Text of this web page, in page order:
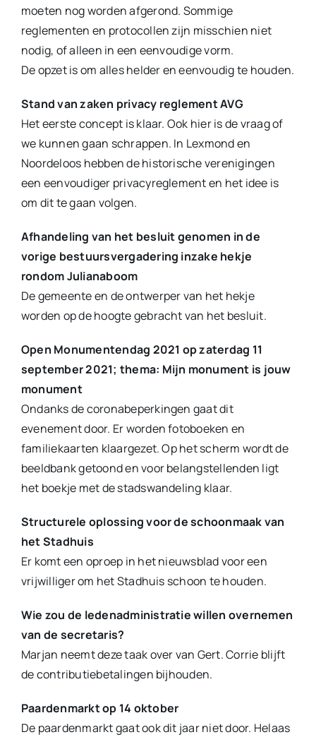
moeten nog worden afgerond. Sommige
reglementen en protocollen zijn misschien niet
nodig, of alleen in een eenvoudige vorm.
De opzet is om alles helder en eenvoudig te houden.
Stand van zaken privacy reglement AVG
Het eerste concept is klaar. Ook hier is de vraag of
we kunnen gaan schrappen. In Lexmond en
Noordeloos hebben de historische verenigingen
een eenvoudiger privacyreglement en het idee is
om dit te gaan volgen.
Afhandeling van het besluit genomen in de
vorige bestuursvergadering inzake hekje
rondom Julianaboom
De gemeente en de ontwerper van het hekje
worden op de hoogte gebracht van het besluit.
Open Monumentendag 2021 op zaterdag 11
september 2021; thema: Mijn monument is jouw
monument
Ondanks de coronabeperkingen gaat dit
evenement door. Er worden fotoboeken en
familiekaarten klaargezet. Op het scherm wordt de
beeldbank getoond en voor belangstellenden ligt
het boekje met de stadswandeling klaar.
Structurele oplossing voor de schoonmaak van
het Stadhuis
Er komt een oproep in het nieuwsblad voor een
vrijwilliger om het Stadhuis schoon te houden.
Wie zou de ledenadministratie willen overnemen
van de secretaris?
Marjan neemt deze taak over van Gert. Corrie blijft
de contributiebetalingen bijhouden.
Paardenmarkt op 14 oktober
De paardenmarkt gaat ook dit jaar niet door. Helaas